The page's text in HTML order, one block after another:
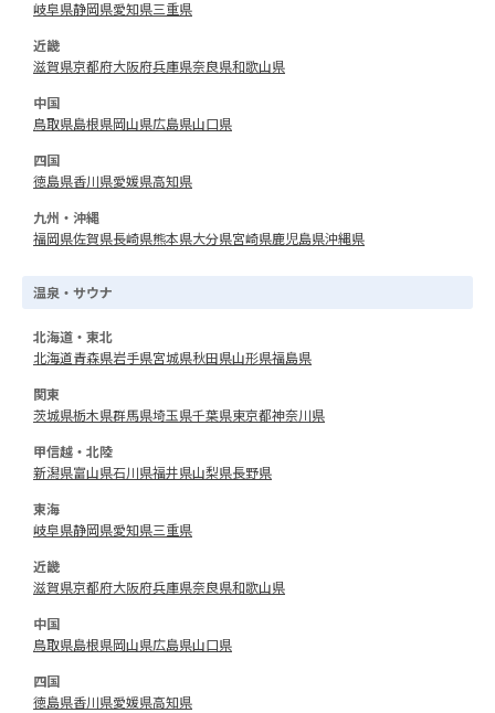
岐阜県静岡県愛知県三重県
近畿
滋賀県京都府大阪府兵庫県奈良県和歌山県
中国
鳥取県島根県岡山県広島県山口県
四国
徳島県香川県愛媛県高知県
九州・沖縄
福岡県佐賀県長崎県熊本県大分県宮崎県鹿児島県沖縄県
温泉・サウナ
北海道・東北
北海道青森県岩手県宮城県秋田県山形県福島県
関東
茨城県栃木県群馬県埼玉県千葉県東京都神奈川県
甲信越・北陸
新潟県富山県石川県福井県山梨県長野県
東海
岐阜県静岡県愛知県三重県
近畿
滋賀県京都府大阪府兵庫県奈良県和歌山県
中国
鳥取県島根県岡山県広島県山口県
四国
徳島県香川県愛媛県高知県